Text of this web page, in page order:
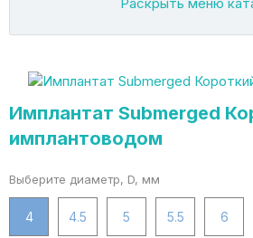
Имплантат Submerged
имплантоводом
Выберите диаметр, D, мм
4 4.5 5 5.5 6